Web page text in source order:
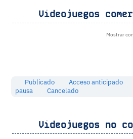
Videojuegos
Mostrar
Publicado Acceso anticipado
pausa
Cancelado
Videojuegos no